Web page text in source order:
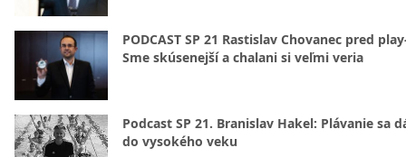
PODCAST SP 21 Rastislav Chovanec pred
Sme skúsenejší a chalani si veľmi veria
Podcast SP 21. Branislav Hakel: Plávanie sa
do vysokého veku